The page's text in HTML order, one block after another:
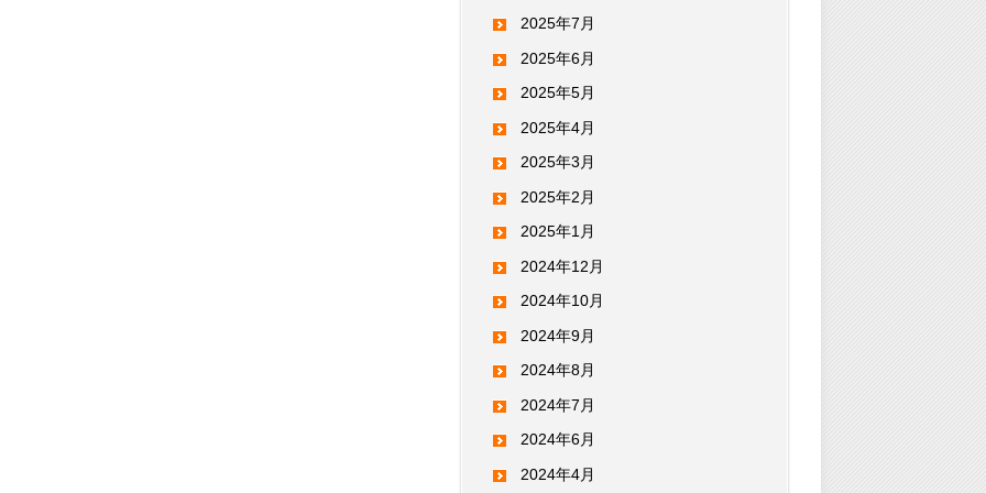
2025年7月
2025年6月
2025年5月
2025年4月
2025年3月
2025年2月
2025年1月
2024年12月
2024年10月
2024年9月
2024年8月
2024年7月
2024年6月
2024年4月